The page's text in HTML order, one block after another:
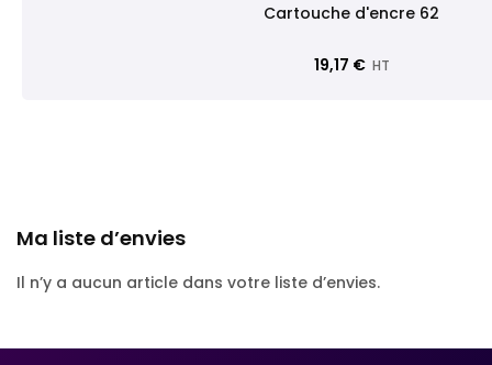
Cartouche d'encre 62
19,17 € HT
Ma liste d’envies
Il n’y a aucun article dans votre liste d’envies.